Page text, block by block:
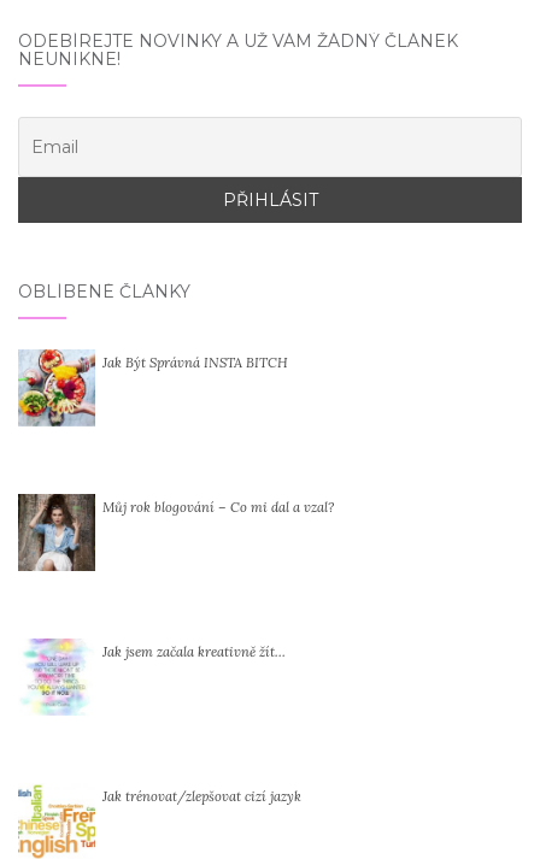
ODEBÍREJTE NOVINKY A UŽ VÁM ŽÁDNÝ ČLÁNEK
NEUNIKNE!
OBLÍBENÉ ČLÁNKY
Jak Být Správná INSTA BITCH
Můj rok blogování – Co mi dal a vzal?
Jak jsem začala kreativně žít…
Jak trénovat/zlepšovat cizí jazyk